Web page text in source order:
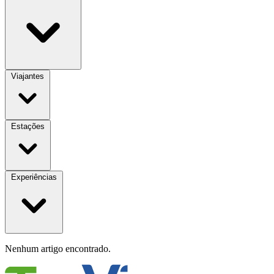
Viajantes
Estações
Experiências
Nenhum artigo encontrado.